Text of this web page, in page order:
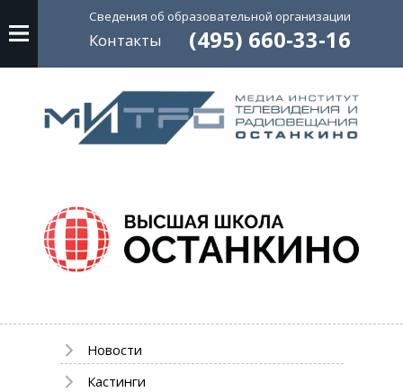
Сведения об образовательной организации
Контакты (495) 660-33-16
Новости
Кастинги